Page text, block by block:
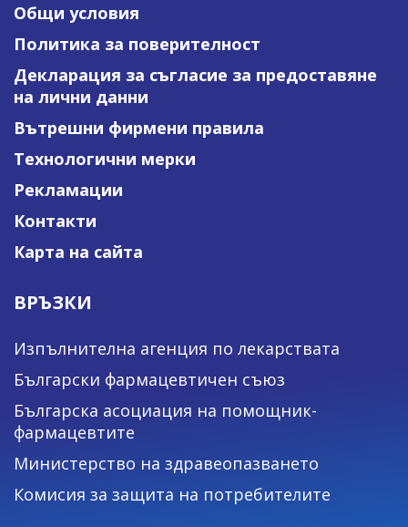
Общи условия
Политика за поверителност
Декларация за съгласие за предоставяне
на лични данни
Вътрешни фирмени правила
Технологични мерки
Рекламации
Контакти
Карта на сайта
ВРЪЗКИ
Изпълнителна агенция по лекарствата
Български фармацевтичен съюз
Българска асоциация на помощник-
фармацевтите
Министерство на здравеопазването
Комисия за защита на потребителите